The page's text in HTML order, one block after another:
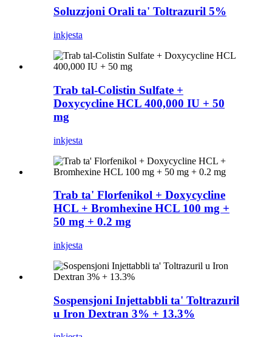
Soluzzjoni Orali ta' Toltrazuril 5%
inkjesta
Trab tal-Colistin Sulfate +
Doxycycline HCL 400,000 IU + 50
mg
inkjesta
Trab ta' Florfenikol + Doxycycline
HCL + Bromhexine HCL 100 mg +
50 mg + 0.2 mg
inkjesta
Sospensjoni Injettabbli ta' Toltrazuril
u Iron Dextran 3% + 13.3%